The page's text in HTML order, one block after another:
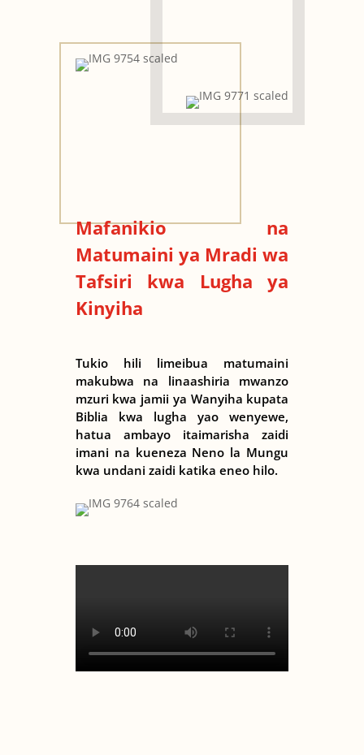
Mafanikio na
Matumaini ya Mradi wa
Tafsiri kwa Lugha ya
Kinyiha
Tukio hili limeibua matumaini
makubwa na linaashiria mwanzo
mzuri kwa jamii ya Wanyiha kupata
Biblia kwa lugha yao wenyewe,
hatua ambayo itaimarisha zaidi
imani na kueneza Neno la Mungu
kwa undani zaidi katika eneo hilo.